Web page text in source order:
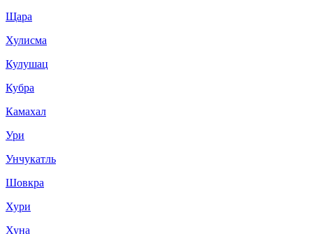
Щара
Хулисма
Кулушац
Кубра
Камахал
Ури
Унчукатль
Шовкра
Хури
Хуна